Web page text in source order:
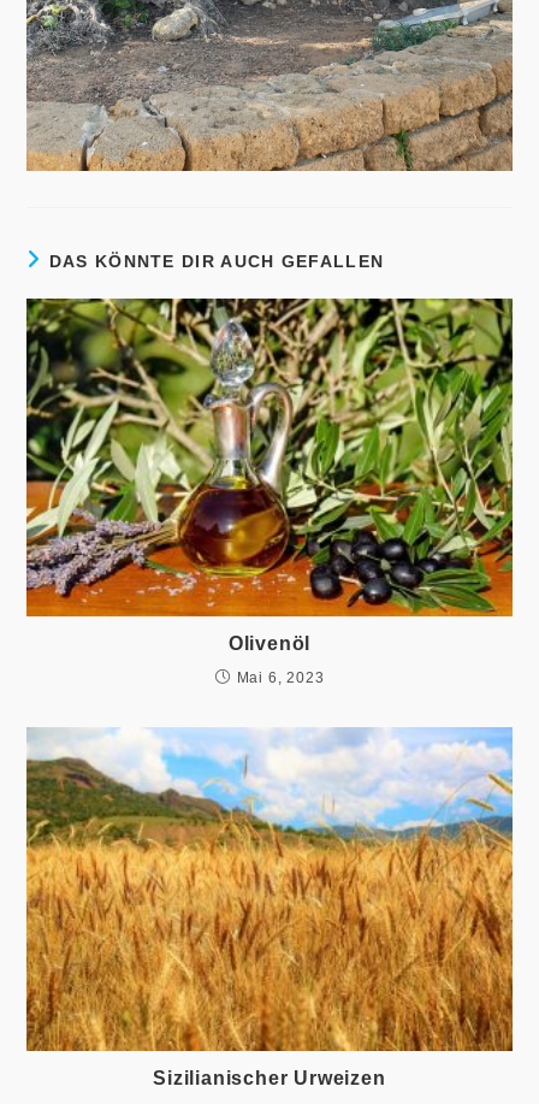
DAS KÖNNTE DIR AUCH GEFALLEN
Olivenöl
Mai 6, 2023
Sizilianischer Urweizen